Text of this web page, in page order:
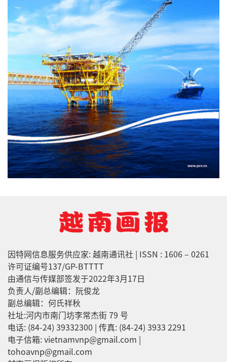
因特网信息服务供应家: 越南通讯社 | ISSN : 1606 – 0261
许可证编号137/GP-BTTTT
由通信与传媒部签发于2022年3月17日
负责人/副总编辑：阮俊龙
副总编辑：何氏祥秋
社址:河内市南门坊李常杰街 79 号
电话: (84-24) 39332300 | 传真: (84-24) 3933 2291
电子信箱: vietnamvnp@gmail.com |
tohoavnp@gmail.com